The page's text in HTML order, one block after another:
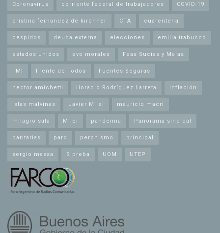
Coronavirus corriente federal de trabajadores COVID-19
cristina fernandez de kirchner CTA cuarentena
despidos deuda externa elecciones emilia trabucco
estados unidos evo morales Feas Sucias y Malas
FMI Frente de Todos Fuentes Seguras
hector amichetti Horacio Rodríguez Larreta inflación
islas malvinas Javier Milei mauricio macri
milagro sala Milei pandemia Panorama sindical
paritarias paro peronismo principal
sergio massa Sipreba UOM UTEP